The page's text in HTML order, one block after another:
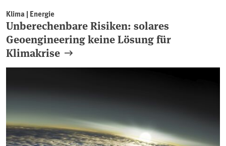
Klima | Energie
Unberechenbare Risiken: solares
Geoengineering keine Lösung für
Klimakrise